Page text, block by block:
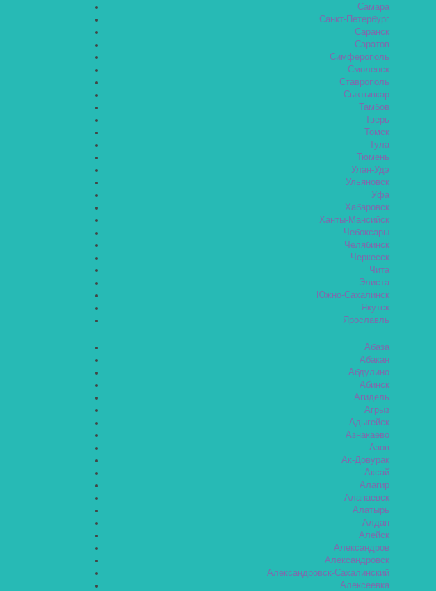
Самара
Санкт-Петербург
Саранск
Саратов
Симферополь
Смоленск
Ставрополь
Сыктывкар
Тамбов
Тверь
Томск
Тула
Тюмень
Улан-Удэ
Ульяновск
Уфа
Хабаровск
Ханты-Мансийск
Чебоксары
Челябинск
Черкесск
Чита
Элиста
Южно-Сахалинск
Якутск
Ярославль
Абаза
Абакан
Абдулино
Абинск
Агидель
Агрыз
Адыгейск
Азнакаево
Азов
Ак-Довурак
Аксай
Алагир
Алапаевск
Алатырь
Алдан
Алейск
Александров
Александровск
Александровск-Сахалинский
Алексеевка